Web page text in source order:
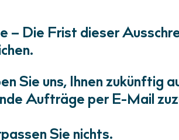
– Die Frist dieser
Sie uns, Ihnen zukünftig
Aufträge per E-Mail
Sie nichts.